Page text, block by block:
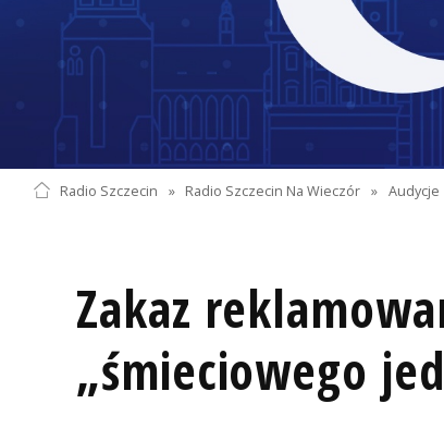
Radio Szczecin » Radio Szczecin Na Wieczór » Audycje
Zakaz
„śmieciowego